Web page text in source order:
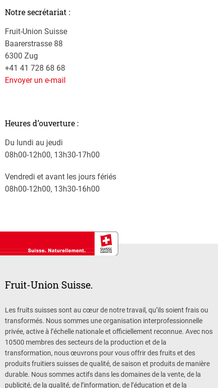
Notre secrétariat :
Fruit-Union Suisse
Baarerstrasse 88
6300 Zug
+41 41 728 68 68
Envoyer un e-mail
Heures d’ouverture :
Du lundi au jeudi
08h00-12h00, 13h30-17h00
Vendredi et avant les jours fériés
08h00-12h00, 13h30-16h00
Fruit-Union Suisse.
Les fruits suisses sont au cœur de notre travail, qu’ils soient frais ou
transformés. Nous sommes une organisation interprofessionnelle
privée, active à l’échelle nationale et officiellement reconnue. Avec nos
10500 membres des secteurs de la production et de la
transformation, nous œuvrons pour vous offrir des fruits et des
produits fruitiers suisses de qualité, de saison et produits de manière
durable. Nous sommes actifs dans les domaines de la vente, de la
publicité, de la qualité, de l’information, de l’éducation et de la